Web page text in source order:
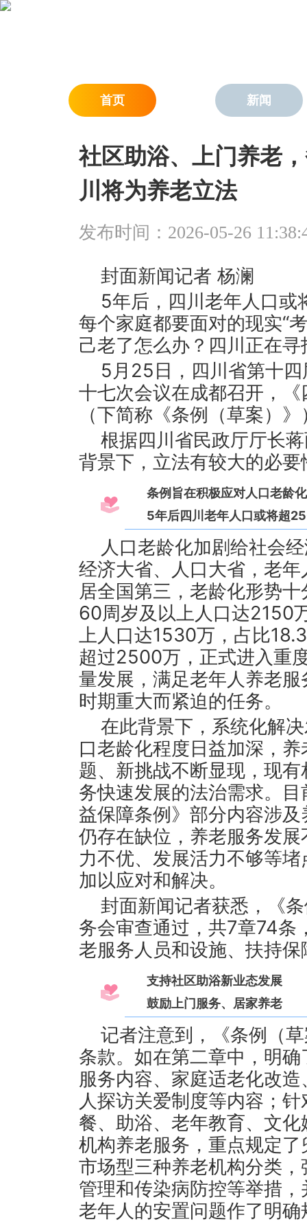
首页 新闻
社区助浴、上门养老
川将为养老立法
发布时间：2026-05-26
封面新闻记者 杨澜
5年后，四川老年人口
每个家庭都要面对的现实“
己老了怎么办？四川正在
5月25日，四川省第十
十七次会议在成都召开，
（下简称《条例（草案）
根据四川省民政厅厅长
背景下，立法有较大的必要
条例旨在积极应对人口老龄化
5年后四川老年人口或将超
人口老龄化加剧给社会
经济大省、人口大省，老
居全国第三，老龄化形势
60周岁及以上人口达2150
上人口达1530万，占比
超过2500万，正式进入重
量发展，满足老年人养老
时期重大而紧迫的任务。
在此背景下，系统化解
口老龄化程度日益加深，
题、新挑战不断显现，现
务快速发展的法治需求。
益保障条例》部分内容涉
仍存在缺位，养老服务发
力不优、发展活力不够等
加以应对和解决。
封面新闻记者获悉，《
务会审查通过，共7章74条
老服务人员和设施、扶持
支持社区助浴新业态发展
鼓励上门服务、居家养老
记者注意到，《条例（
条款。如在第二章中，明
服务内容、家庭适老化改
人探访关爱制度等内容；
餐、助浴、老年教育、文
机构养老服务，重点规定
市场型三种养老机构分类
管理和传染病防控等举措
老年人的安置问题作了明确